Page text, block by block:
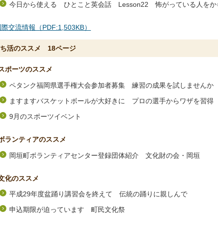
今日から使える ひとこと英会話 Lesson22 怖がっている人をか
交流情報（PDF:1,503KB）
活のススメ 18ページ
ポーツのススメ
ペタンク福岡県選手権大会参加者募集 練習の成果を試しませんか
ますますバスケットボールが大好きに プロの選手からワザを習得
9月のスポーツイベント
ランティアのススメ
岡垣町ボランティアセンター登録団体紹介 文化財の会・岡垣
化のススメ
平成29年度盆踊り講習会を終えて 伝統の踊りに親しんで
申込期限が迫っています 町民文化祭